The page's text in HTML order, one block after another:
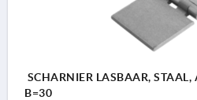
SCHARNIER LASBAAR,
B=30